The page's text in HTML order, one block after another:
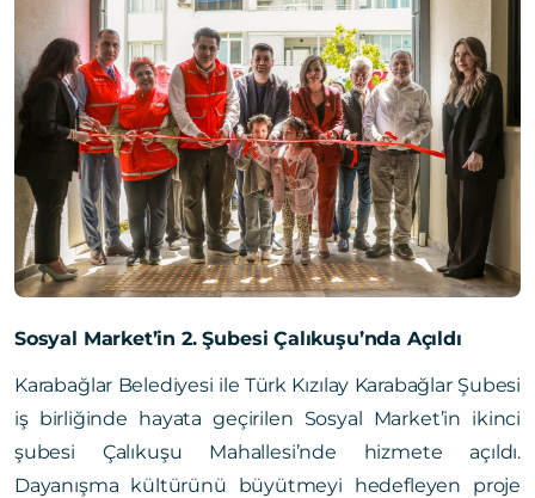
Sosyal Market’in 2. Şubesi Çalıkuşu’nda Açıldı
Karabağlar Belediyesi ile Türk Kızılay Karabağlar Şubesi
iş birliğinde hayata geçirilen Sosyal Market’in ikinci
şubesi Çalıkuşu Mahallesi’nde hizmete açıldı.
Dayanışma kültürünü büyütmeyi hedefleyen proje